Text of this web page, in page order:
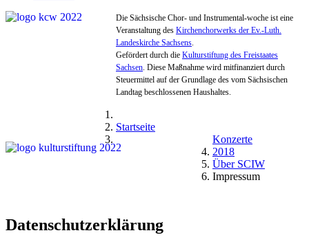
Die Sächsische Chor- und Instrumental-woche ist eine
Veranstaltung des Kirchenchorwerks der Ev.-Luth.
Landeskirche Sachsens.
Gefördert durch die Kulturstiftung des Freistaates
Sachsen. Diese Maßnahme wird mitfinanziert durch
Steuermittel auf der Grundlage des vom Sächsischen
Landtag beschlossenen Haushaltes.
Startseite
Konzerte
2018
Über SCIW
Impressum
Datenschutzerklärung